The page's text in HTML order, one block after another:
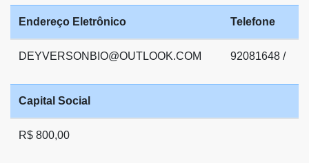
Endereço Eletrônico Telefone
DEYVERSONBIO@OUTLOOK.COM 92081648 /
Capital Social
R$ 800,00